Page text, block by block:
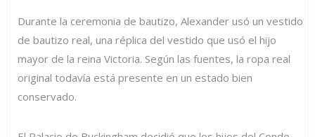
Durante la ceremonia de bautizo, Alexander usó un vestido
de bautizo real, una réplica del vestido que usó el hijo
mayor de la reina Victoria. Según las fuentes, la ropa real
original todavía está presente en un estado bien
conservado.